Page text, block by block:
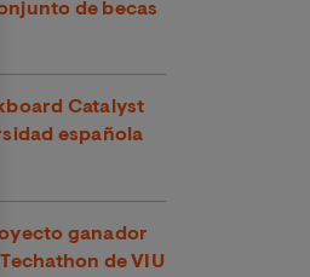
de becas
Catalyst
española
ganador
de VIU